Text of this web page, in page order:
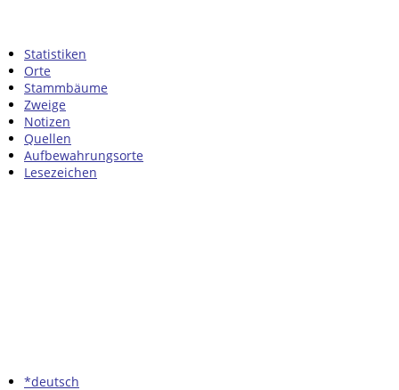
Statistiken
Orte
Stammbäume
Zweige
Notizen
Quellen
Aufbewahrungsorte
Lesezeichen
*deutsch